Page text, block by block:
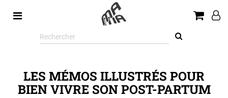
Rechercher
sur
LES MÉMOS ILLUSTRÉS POUR
BIEN VIVRE SON POST-PARTUM